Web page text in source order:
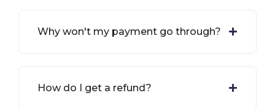
Why won't my payment go through?
How do I get a refund?